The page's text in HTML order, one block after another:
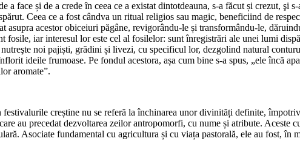
a face și de a crede în ceea ce a existat dintotdeauna, s-a făcut și crezut, şi
Ceea ce a fost cândva un ritual religios sau magic, beneficiind de
asupra acestor obiceiuri păgâne, revigorându-le și transformându-le,
fosile, iar interesul lor este cel al fosilelor: sunt înregistrări ale unei lumi
noi pajiști, grădini și livezi, cu specificul lor, dezgolind natural
ideile frumoase. Pe fondul acestora, așa cum bine s-a spus, „ele încă
aromate”.
creștine nu se referă la închinarea unor divinități definite,
au precedat dezvoltarea zeilor antropomorfi, cu nume și atribute.
Asociate fundamental cu agricultura și cu viața pastorală, ele au fost, în